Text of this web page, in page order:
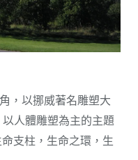
，以挪威著名雕塑大
人體雕塑為主的主題
支柱，生命之環，生